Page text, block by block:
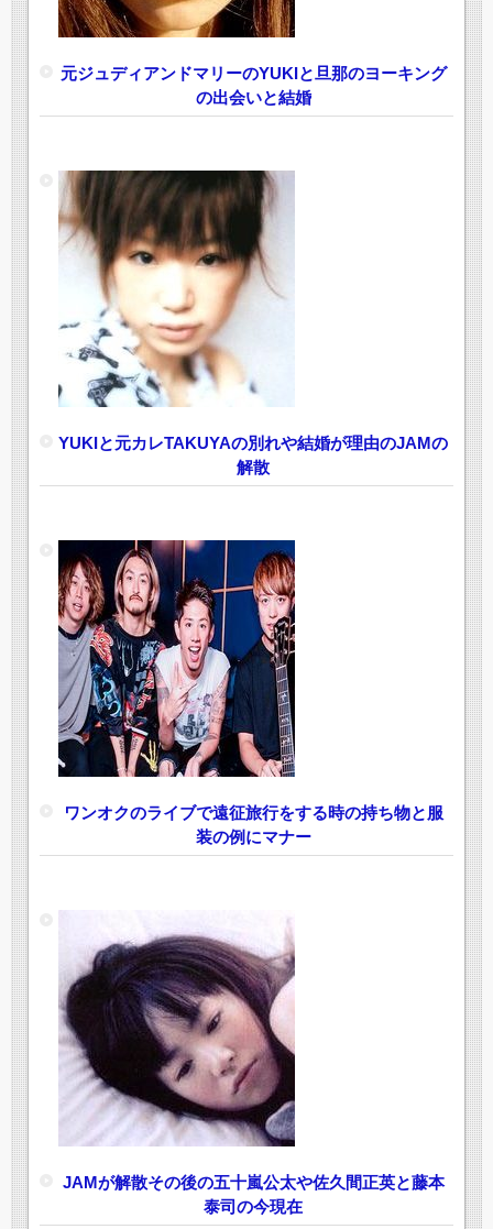
元ジュディアンドマリーのYUKIと旦那のヨーキング
の出会いと結婚
YUKIと元カレTAKUYAの別れや結婚が理由のJAMの
解散
ワンオクのライブで遠征旅行をする時の持ち物と服
装の例にマナー
JAMが解散その後の五十嵐公太や佐久間正英と藤本
泰司の今現在